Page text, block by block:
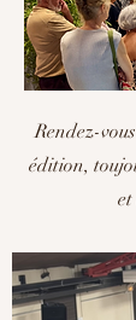
Rendez-
édition,